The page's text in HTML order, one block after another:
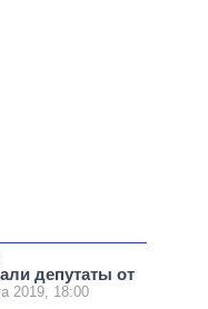
депутаты от
2019, 18:00